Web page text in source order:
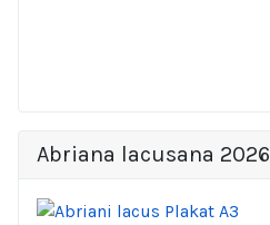
Abriana lacusana 2026